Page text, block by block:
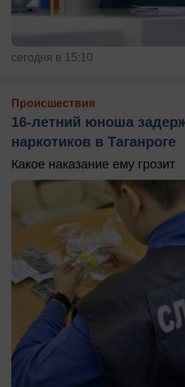
сегодня в 15:10
Происшествия
16-летний юноша
наркотиков в Таганроге
Какое наказание ему грозит